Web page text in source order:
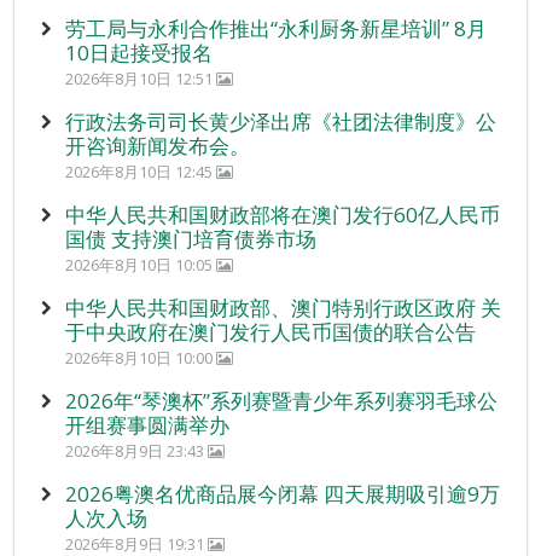
劳工局与永利合作推出“永利厨务新星培训” 8月
10日起接受报名
2026年8月10日 12:51
行政法务司司长黄少泽出席《社团法律制度》公
开咨询新闻发布会。
2026年8月10日 12:45
中华人民共和国财政部将在澳门发行60亿人民币
国债 支持澳门培育债券市场
2026年8月10日 10:05
中华人民共和国财政部、澳门特别行政区政府 关
于中央政府在澳门发行人民币国债的联合公告
2026年8月10日 10:00
2026年“琴澳杯”系列赛暨青少年系列赛羽毛球公
开组赛事圆满举办
2026年8月9日 23:43
2026粤澳名优商品展今闭幕 四天展期吸引逾9万
人次入场
2026年8月9日 19:31